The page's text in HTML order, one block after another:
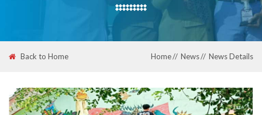
Back to Home Home News News Details